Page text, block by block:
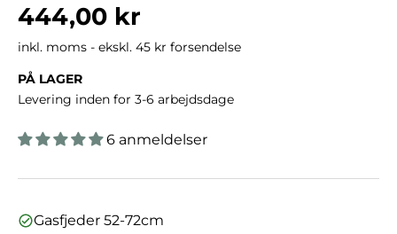
Normalpris
444,00 kr
inkl. moms - ekskl. 45 kr forsendelse
PÅ LAGER
Levering inden for 3-6 arbejdsdage
6 anmeldelser
Gasfjeder 52-72cm